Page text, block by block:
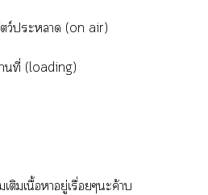
ว์ะา (on air)
นที่ (loading)
ติมเนื้อาอยู่เรื่อยๆะค้าบ